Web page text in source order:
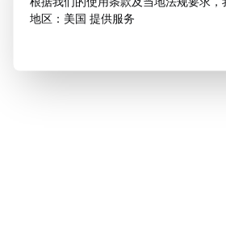
地区：美国 提供服务